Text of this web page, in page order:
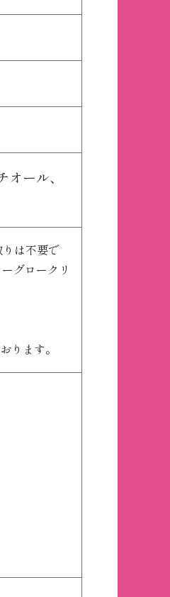
オール、
は不要で
グロークリ
ります。